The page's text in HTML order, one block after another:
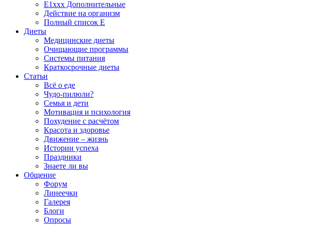
E1xxx Дополнительные
Действие на организм
Полный список E
Диеты
Медицинские диеты
Очищающие программы
Системы питания
Краткосрочные диеты
Статьи
Всё о еде
Чудо-пилюли?
Семья и дети
Мотивация и психология
Похудение с расчётом
Красота и здоровье
Движение – жизнь
Истории успеха
Праздники
Знаете ли вы
Общение
Форум
Линеечки
Галерея
Блоги
Опросы